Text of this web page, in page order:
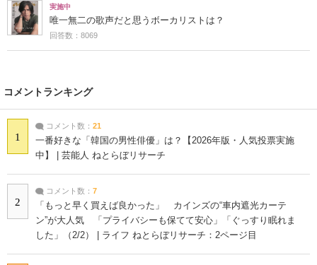
実施中
唯一無二の歌声だと思うボーカリストは？
回答数：8069
コメントランキング
1
コメント数： 21
一番好きな「韓国の男性俳優」は？【2026年版・人気投票実施
中】 | 芸能人 ねとらぼリサーチ
2
コメント数： 7
「もっと早く買えば良かった」 カインズの“車内遮光カーテ
ン”が大人気 「プライバシーも保てて安心」「ぐっすり眠れま
した」（2/2） | ライフ ねとらぼリサーチ：2ページ目